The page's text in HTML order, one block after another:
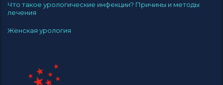
Что такое урологические инфекции? Причины и методы
лечения
Женская урология